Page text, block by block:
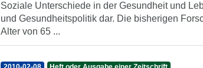
Soziale Unterschiede in der Gesundheit und
und Gesundheitspolitik dar. Die bisherigen
Alter von 65 ...